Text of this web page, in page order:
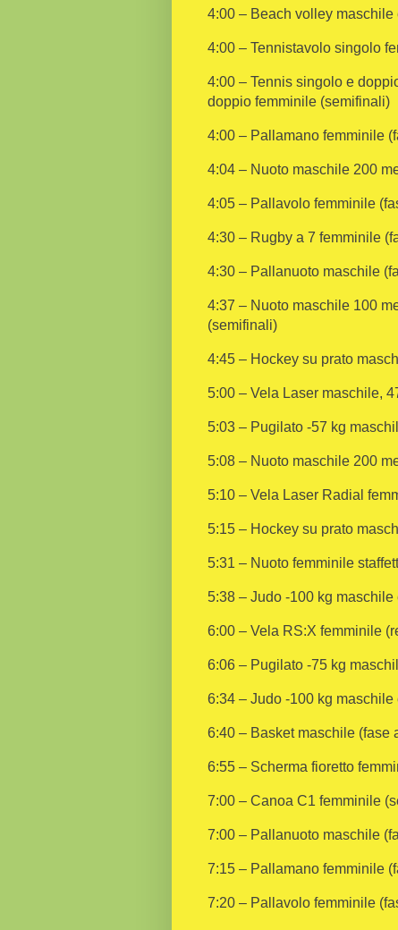
4:00 – Beach volley
4:00 – Tennistavolo singolo
4:00 – Tennis singolo e
doppio femminile (semifinali)
4:00 – Pallamano femminile
4:04 – Nuoto maschile 200
4:05 – Pallavolo femminile
4:30 – Rugby a 7 femminile
4:30 – Pallanuoto maschile
4:37 – Nuoto maschile 100
(semifinali)
4:45 – Hockey su prato
5:00 – Vela Laser maschile,
5:03 – Pugilato -57 kg
5:08 – Nuoto maschile 200
5:10 – Vela Laser Radial
5:15 – Hockey su prato
5:31 – Nuoto femminile
5:38 – Judo -100 kg
6:00 – Vela RS:X femminile
6:06 – Pugilato -75 kg
6:34 – Judo -100 kg
6:40 – Basket maschile (fase
6:55 – Scherma fioretto
7:00 – Canoa C1 femminile
7:00 – Pallanuoto maschile
7:15 – Pallamano femminile
7:20 – Pallavolo femminile